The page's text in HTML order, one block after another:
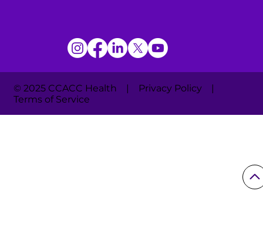
© 2025 CCACC Health | Privacy Policy |
Terms of Service